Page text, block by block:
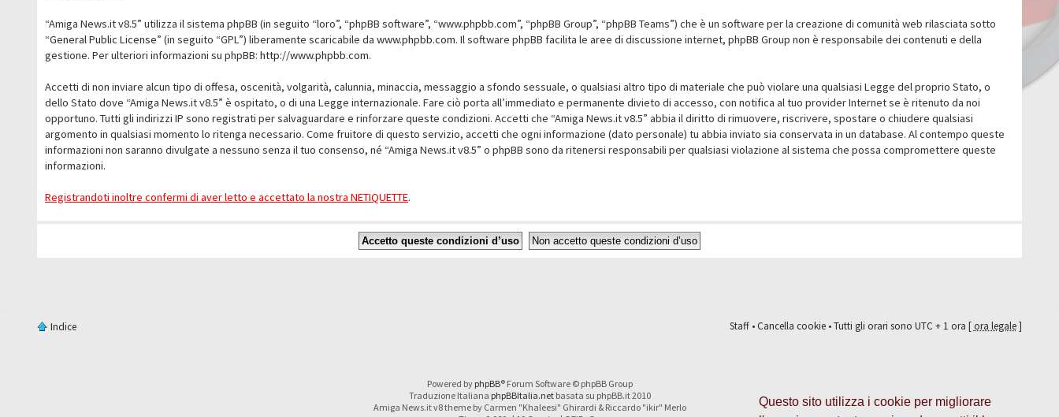
Questo sito utilizza i cookie per migliorare
“Amiga News.it v8.5” utilizza il sistema phpBB (in seguito “loro”, “phpBB software”, “www.phpbb.com”, “phpBB Group”, “phpBB Teams”) che è un software per la creazione di comunità web rilasciata sotto
“General Public License” (in seguito “GPL”) liberamente scaricabile dawww.phpbb.com. Il software phpBB facilita le aree di discussione internet, phpBB Group non è responsabile dei contenuti e della
gestione. Per ulteriori informazioni su phpBB:http://www.phpbb.com.
Accetti di non inviare alcun tipo di offesa, oscenità, volgarità, calunnia, minaccia, messaggio a sfondo sessuale, o qualsiasi altro tipo di materiale che può violare una qualsiasi Legge del proprio Stato, o
dello Stato dove “Amiga News.it v8.5” è ospitato, o di una Legge internazionale. Fare ciò porta all’immediato e permanente divieto di accesso, con notifica al tuo provider Internet se è ritenuto da noi
opportuno. Tutti gli indirizzi IP sono registrati per salvaguardare e rinforzare queste condizioni. Accetti che “Amiga News.it v8.5” abbia il diritto di rimuovere, riscrivere, spostare o chiudere qualsiasi
argomento in qualsiasi momento lo ritenga necessario. Come fruitore di questo servizio, accetti che ogni informazione (dato personale) tu abbia inviato sia conservata in un database. Al contempo queste
informazioni non saranno divulgate a nessuno senza il tuo consenso, né “Amiga News.it v8.5” o phpBB sono da ritenersi responsabili per qualsiasi violazione al sistema che possa compromettere queste
informazioni.
Registrandoti inoltre confermi di aver letto e accettato la nostra NETIQUETTE.
Indice Staff•Cancella cookie• Tutti gli orari sono UTC + 1 ora [ora legale]
Powered by phpBB® Forum Software © phpBB Group
Traduzione Italiana phpBBItalia.netbasata su phpBB.it 2010
Amiga News.it v8 theme by Carmen "Khaleesi" Ghirardi & Riccardo "ikir" Merlo